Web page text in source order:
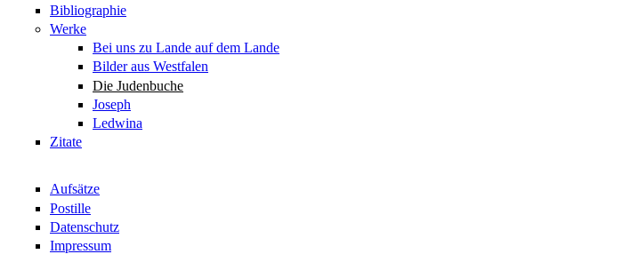
Bibliographie
Werke
Bei uns zu Lande auf dem Lande
Bilder aus Westfalen
Die Judenbuche
Joseph
Ledwina
Zitate
Aufsätze
Postille
Datenschutz
Impressum